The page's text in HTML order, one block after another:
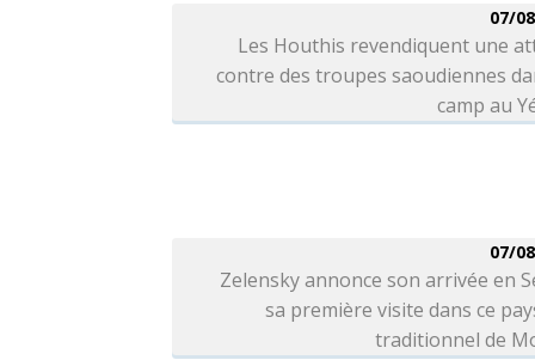
07/
Les Houthis revendiquent une
contre des troupes saoudiennes
camp au
07/
Zelensky annonce son arrivée en
sa première visite dans ce
traditionnel de